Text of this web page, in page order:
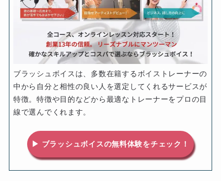
ブラッシュボイスは、多数在籍するボイストレーナーの
中から自分と相性の良い人を選定してくれるサービスが
特徴。特徴や目的などから最適なトレーナーをプロの目
線で選んでくれます。
▶ ブラッシュボイスの無料体験をチェック！